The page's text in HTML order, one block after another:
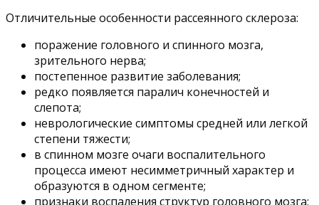
Отличительные особенности рассеянного склероза:
поражение головного и спинного мозга,
зрительного нерва;
постепенное развитие заболевания;
редко появляется паралич конечностей и
слепота;
неврологические симптомы средней или легкой
степени тяжести;
в спинном мозге очаги воспалительного
процесса имеют несимметричный характер и
образуются в одном сегменте;
признаки воспаления структур головного мозга;